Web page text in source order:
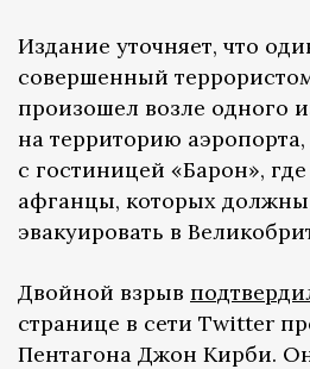
Издание уточняет, что
совершенный
произошел возле одного
на территорию
с гостиницей «Барон»,
афганцы, которых
эвакуировать в
Двойной взрыв
странице в сети Twitter
Пентагона Джон Кирби.